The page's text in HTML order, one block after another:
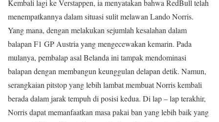
Kembali lagi ke Verstappen, ia menyatakan bahwa RedBull telah
menempatkannya dalam situasi sulit melawan Lando Norris.
Yang mana, dengan melakukan sejumlah kesalahan dalam
balapan F1 GP Austria yang mengecewakan kemarin. Pada
mulanya, pembalap asal Belanda ini tampak mendominasi
balapan dengan membangun keunggulan delapan detik. Namun,
serangkaian pitstop yang lebih lambat membuat Norris kembali
berada dalam jarak tempuh di posisi kedua. Di lap – lap terakhir,
Norris dapat memanfaatkan masa pakai ban yang lebih baik yang